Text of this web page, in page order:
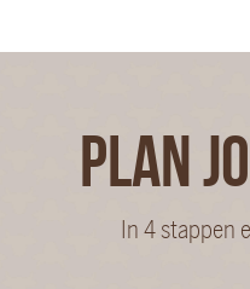
PLAN
In 4 stappen